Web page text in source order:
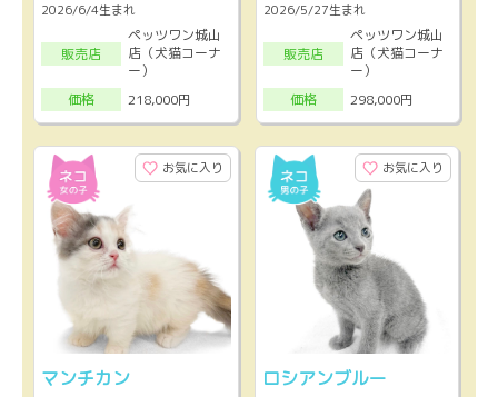
2026/6/4生まれ
販売店
ペッツワン城山
店（犬猫コーナ
ー）
価格
218,000円
2026/5/27生まれ
販売店
ペッツワン城山
店（犬猫コーナ
ー）
価格
298,000円
お気に入り
マンチカン
お気に入り
ロシアンブルー